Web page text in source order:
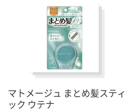
マトメージュ まとめ髪スティ
ック ウテナ